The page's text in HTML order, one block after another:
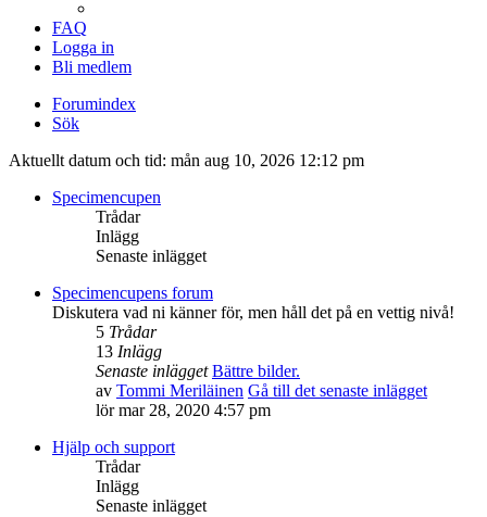
FAQ
Logga in
Bli medlem
Forumindex
Sök
Aktuellt datum och tid: mån aug 10, 2026 12:12 pm
Specimencupen
Trådar
Inlägg
Senaste inlägget
Specimencupens forum
Diskutera vad ni känner för, men håll det på en vettig nivå!
5 Trådar
13 Inlägg
Senaste inlägget Bättre bilder.
av Tommi Meriläinen Gå till det senaste inlägget
lör mar 28, 2020 4:57 pm
Hjälp och support
Trådar
Inlägg
Senaste inlägget